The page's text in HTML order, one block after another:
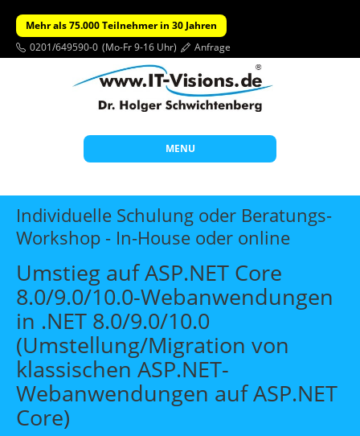
Mehr als 75.000 Teilnehmer in 30 Jahren
0201/649590-0 (Mo-Fr 9-16 Uhr) Anfrage
MENU
Start
Themen
Individuelle Schulungen
Offene Seminare
Wissen
Über uns
Suche
Individuelle Schulung oder Beratungs-
Workshop - In-House oder online
Umstieg auf ASP.NET Core
8.0/9.0/10.0-Webanwendungen
in .NET 8.0/9.0/10.0
(Umstellung/Migration von
klassischen ASP.NET-
Webanwendungen auf ASP.NET
Core)